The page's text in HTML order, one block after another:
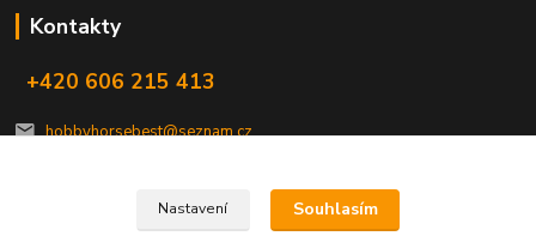
Kontakty
+420 606 215 413
hobbyhorsebest@seznam.cz
Nastavení Souhlasím